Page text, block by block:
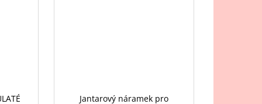
Jantarový náramek pro